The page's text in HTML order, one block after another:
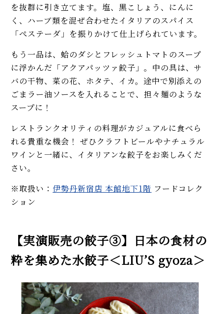
を抜群に引き立てます。塩、黒こしょう、にんに
く、ハーブ類を混ぜ合わせたイタリアのスパイス
「ぺステーダ」を振りかけて仕上げられています。
もう一品は、蛤のダシとフレッシュトマトのスープ
に浮かんだ「アクアパッツァ餃子」。中の具は、サ
バの干物、菜の花、ホタテ、イカ。途中で別添えの
ごまラー油ソースを入れることで、担々麺のような
スープに！
レストランクオリティの料理がカジュアルに食べら
れる貴重な機会！ ぜひクラフトビールやナチュラル
ワインと一緒に、イタリアンな餃子をお楽しみくだ
さい。
※取扱い： 伊勢丹新宿店 本館地下1階 フードコレク
ション
【実演販売の餃子③】日本の食材の
粋を集めた水餃子＜LIU’S gyoza＞